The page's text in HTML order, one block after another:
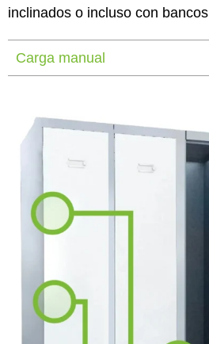
inclinados o incluso con
Carga manual